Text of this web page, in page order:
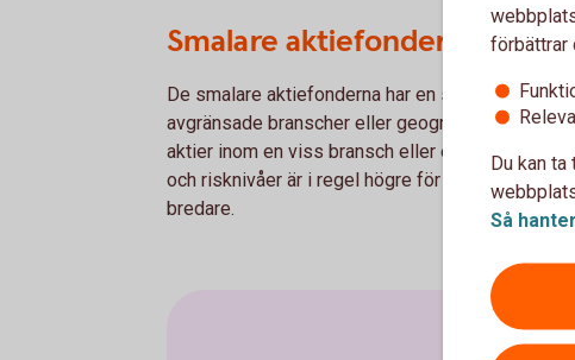
Smalare aktiefonder
De smalare aktiefonderna har en smal
avgränsade branscher eller geografiska
aktier inom en viss bransch eller ett visst
och risknivåer är i regel högre för de smalare
bredare.
förbättrar
Du kan
Så